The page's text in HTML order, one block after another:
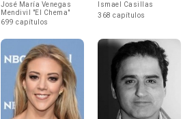
José María Venegas
Mendivil "El Chema"
699 capítulos
Ismael Casillas
368 capítulos